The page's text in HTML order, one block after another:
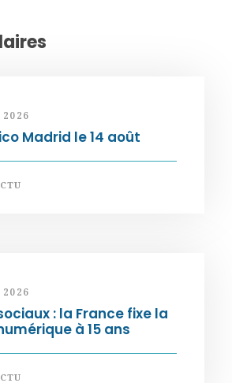
Madrid le 14 août
: la France fixe la
à 15 ans